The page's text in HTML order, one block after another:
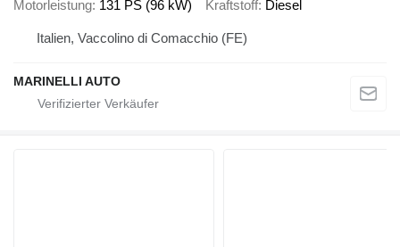
Motorleistung 131 PS (96 kW) Kraftstoff Diesel
Italien, Vaccolino di Comacchio (FE)
MARINELLI AUTO